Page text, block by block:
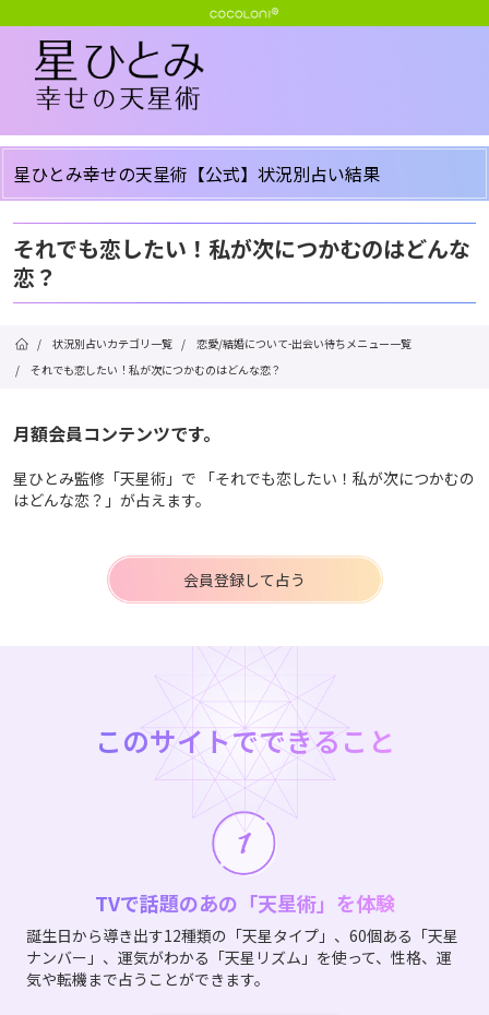
星ひとみ幸せの天星術【公式】状況別占い結果
それでも恋したい！私が次につかむのはどんな
恋？
/ 状況別占いカテゴリ一覧 /
恋愛/結婚について-出会い待ちメニュー一覧
/
それでも恋したい！私が次につかむのはどんな恋？
月額会員コンテンツです。
星ひとみ監修「天星術」で 「それでも恋したい！私が次につかむの
はどんな恋？」が占えます。
会員登録して占う
このサイトでできること
TVで話題のあの「天星術」を体験
誕生日から導き出す12種類の「天星タイプ」、60個ある「天星
ナンバー」、運気がわかる「天星リズム」を使って、性格、運
気や転機まで占うことができます。